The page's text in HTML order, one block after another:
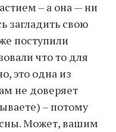
– а она — ни
загладить свою
поступили
что то для
это одна из
не доверяет
– потому
Может, вашим